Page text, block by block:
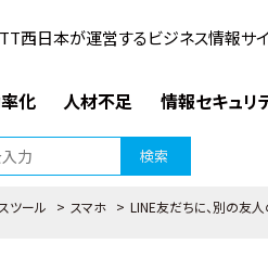
西日本が運営するビジネス情報サ
化 人材不足 情報セキュリ
検索
ツール > スマホ > LINE友だちに、別の友